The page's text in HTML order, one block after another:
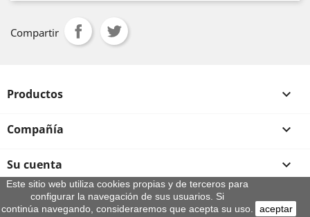
Compartir
Productos 
Compañía 
Su cuenta 
Información de la tienda
Este sitio web utiliza cookies propias y de terceros para
configurar la navegación de sus usuarios. Si
continúa navegando, consideraremos que acepta su uso.
aceptar